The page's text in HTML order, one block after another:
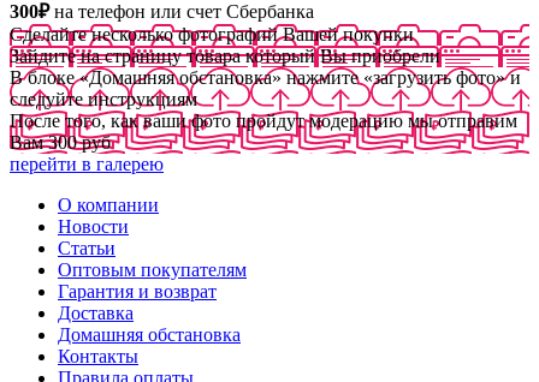
300₽на телефон или счет Сбербанка
Сделайте несколько фотографий Вашей покупки
Зайдите на страницу товара который Вы приобрели
В блоке «Домашняя обстановка» нажмите «загрузить фото» и
следуйте инструкциям
После того, как ваши фото пройдут модерацию мы отправим
Вам 300 руб
перейти в галерею
О компании
Новости
Статьи
Оптовым покупателям
Гарантия и возврат
Доставка
Домашняя обстановка
Контакты
Правила оплаты